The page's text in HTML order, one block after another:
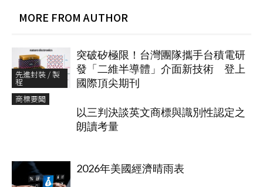
MORE FROM AUTHOR
先進封裝 / 製
程
突破矽極限！台灣團隊攜手台積電研
發「二維半導體」介面新技術 登上
國際頂尖期刊
商標要聞
以三判決談英文商標與識別性認定之
朗讀考量
2026年美國經濟晴雨表